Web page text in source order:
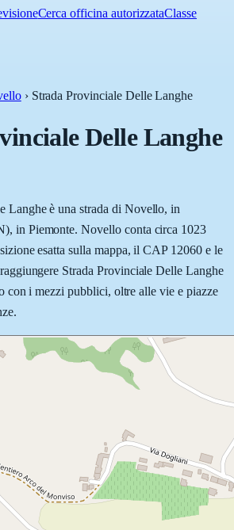
Cerca officina autorizzataClasse
› Strada Provinciale Delle Langhe
Delle Langhe
Langhe è una strada di Novello, in
in Piemonte. Novello conta circa 1023
esatta sulla mappa, il CAP 12060 e le
Strada Provinciale Delle Langhe
con i mezzi pubblici, oltre alle vie e piazze